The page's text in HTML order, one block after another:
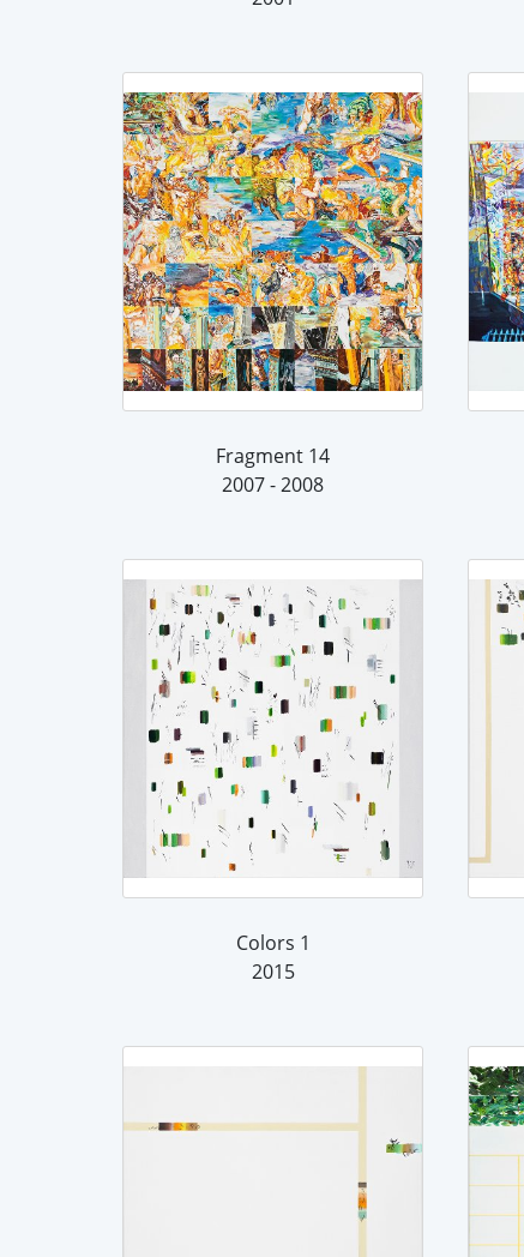
Fragment 14
2007 - 2008
Colors 1
2015